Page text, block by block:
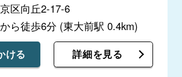
区向丘2-17-6
ら徒歩6分 (東大前駅 0.4km)
ける 詳細を見る